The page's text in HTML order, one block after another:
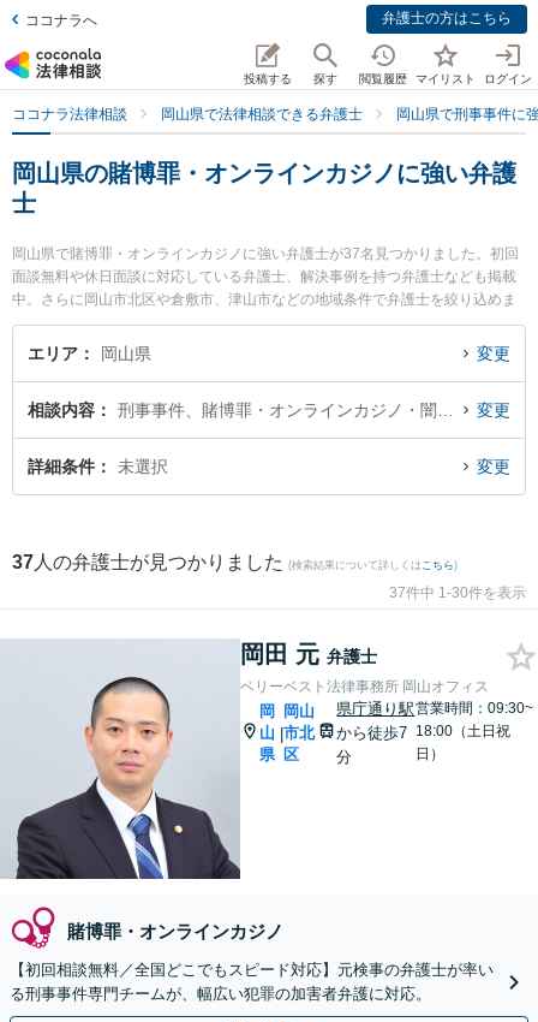
ココナラへ 弁護士の方はこちら
投稿する 探す 閲覧履歴 マイリスト ログイン
ココナラ法律相談 岡山県で法律相談できる弁護士 岡山県で刑事事件に
岡山県の賭博罪・オンラインカジノに強い弁護
士
岡山県で賭博罪・オンラインカジノに強い弁護士が37名見つかりました。初回
面談無料や休日面談に対応している弁護士、解決事例を持つ弁護士なども掲載
中。さらに岡山市北区や倉敷市、津山市などの地域条件で弁護士を絞り込めま
す。刑事事件に関係する加害者側や少年事件、再犯・前科あり等の細かな分野
での絞り込み検索もでき便利です。特にベリーベスト法律事務所 岡山オフィス
強みなどが注目されています。『岡山県で土日や夜間に発生した賭博罪・オン
ラインカジノのトラブルを今すぐに弁護士に相談したい』『賭博罪・オンライ
ンカジノのトラブル解決の実績豊富な近くの弁護士を検索したい』『初回相談
エリア 岡山県 変更
相談内容 変更
詳細条件 未選択 変更
37 人の弁護士が見つかりました (検索結果について詳しくは こちら)
37件中 1-30件を表示
岡田 元 弁護士
ベリーベスト法律事務所 岡山オフィス
岡
山
県
|
岡山
市北
区
県庁通り駅
から徒歩7
分
営業時間：09:30~
18:00（土日祝
日）
賭博罪・オンラインカジノ
【初回相談無料／全国どこでもスピード対応】元検事の弁護士が率い
る刑事事件専門チームが、幅広い犯罪の加害者弁護に対応。